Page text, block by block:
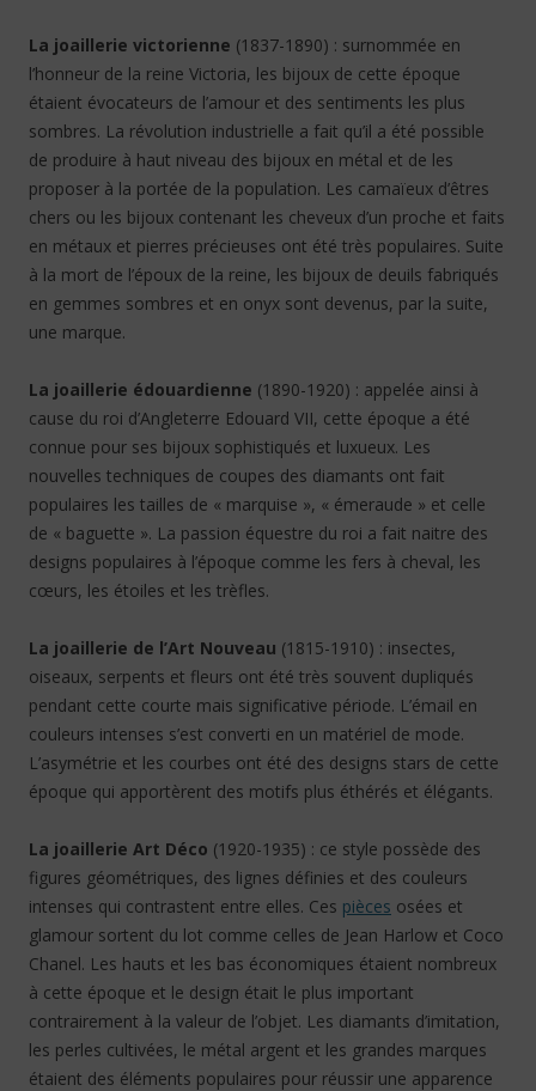
La joaillerie victorienne (1837-1890) : surnommée en
l’honneur de la reine Victoria, les bijoux de cette époque
étaient évocateurs de l’amour et des sentiments les plus
sombres. La révolution industrielle a fait qu’il a été possible
de produire à haut niveau des bijoux en métal et de les
proposer à la portée de la population. Les camaïeux d’êtres
chers ou les bijoux contenant les cheveux d’un proche et faits
en métaux et pierres précieuses ont été très populaires. Suite
à la mort de l’époux de la reine, les bijoux de deuils fabriqués
en gemmes sombres et en onyx sont devenus, par la suite,
une marque.
La joaillerie édouardienne (1890-1920) : appelée ainsi à
cause du roi d’Angleterre Edouard VII, cette époque a été
connue pour ses bijoux sophistiqués et luxueux. Les
nouvelles techniques de coupes des diamants ont fait
populaires les tailles de « marquise », « émeraude » et celle
de « baguette ». La passion équestre du roi a fait naitre des
designs populaires à l’époque comme les fers à cheval, les
cœurs, les étoiles et les trèfles.
La joaillerie de l’Art Nouveau (1815-1910) : insectes,
oiseaux, serpents et fleurs ont été très souvent dupliqués
pendant cette courte mais significative période. L’émail en
couleurs intenses s’est converti en un matériel de mode.
L’asymétrie et les courbes ont été des designs stars de cette
époque qui apportèrent des motifs plus éthérés et élégants.
La joaillerie Art Déco (1920-1935) : ce style possède des
figures géométriques, des lignes définies et des couleurs
intenses qui contrastent entre elles. Ces pièces osées et
glamour sortent du lot comme celles de Jean Harlow et Coco
Chanel. Les hauts et les bas économiques étaient nombreux
à cette époque et le design était le plus important
contrairement à la valeur de l’objet. Les diamants d’imitation,
les perles cultivées, le métal argent et les grandes marques
étaient des éléments populaires pour réussir une apparence